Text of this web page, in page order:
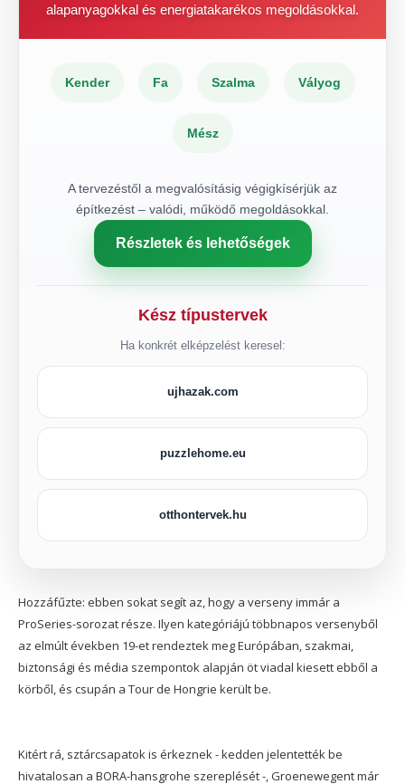
alapanyagokkal és energiatakarékos megoldásokkal.
Kender Fa Szalma Vályog
Mész
A tervezéstől a megvalósításig végigkísérjük az
építkezést – valódi, működő megoldásokkal.
Részletek és lehetőségek
Kész típustervek
Ha konkrét elképzelést keresel:
ujhazak.com
puzzlehome.eu
otthontervek.hu
Hozzáfűzte: ebben sokat segít az, hogy a verseny immár a
ProSeries-sorozat része. Ilyen kategóriájú többnapos versenyből
az elmúlt években 19-et rendeztek meg Európában, szakmai,
biztonsági és média szempontok alapján öt viadal kiesett ebből a
körből, és csupán a Tour de Hongrie került be.
Kitért rá, sztárcsapatok is érkeznek - kedden jelentették be
hivatalosan a BORA-hansgrohe szereplését -, Groenewegent már